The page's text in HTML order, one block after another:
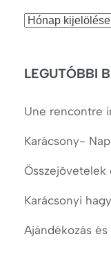
Korábbi
LEGUTÓBBI
Une rencontre
Karácsony-
Összejövetelek
Karácsonyi
Ajándékozás